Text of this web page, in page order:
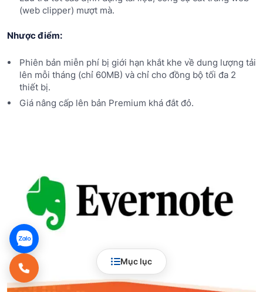
(web clipper) mượt mà.
Nhược điểm:
Phiên bản miễn phí bị giới hạn khắt khe về dung lượng tải
lên mỗi tháng (chỉ 60MB) và chỉ cho đồng bộ tối đa 2
thiết bị.
Giá nâng cấp lên bản Premium khá đắt đỏ.
Mục lục